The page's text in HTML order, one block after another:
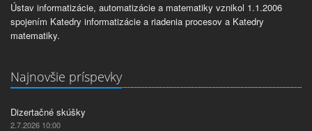
Ústav informatizácie, automatizácie a matematiky vznikol 1.1.2006
spojením Katedry informatizácie a riadenia procesov a Katedry
matematiky.
Najnovšie príspevky
Dizertačné skúšky
2.7.2026 10:00